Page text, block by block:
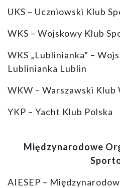
UKS – Uczniowski Klub
WKS – Wojskowy Klub
WKS „Lublinianka” –
Lublinianka Lublin
WKW – Warszawski Klub
YKP – Yacht Klub Polska
Międzynarodowe
AIESEP –